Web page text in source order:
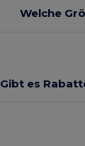
Welche
Gibt es